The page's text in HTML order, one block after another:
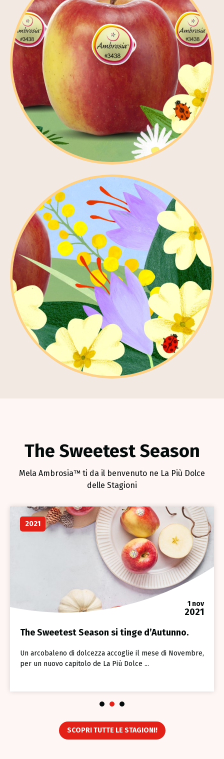
The Sweetest Season
Mela Ambrosia™ ti da il benvenuto ne La Più Dolce
delle Stagioni
2021
1 nov
2021
The Sweetest Season si tinge d’Autunno.
Un arcobaleno di dolcezza accoglie il mese di Novembre,
per un nuovo capitolo de La Più Dolce ...
1 2 3
SCOPRI TUTTE LE STAGIONI!